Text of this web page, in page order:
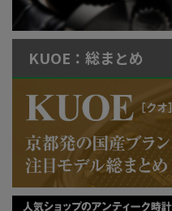
KUOE：総まとめ